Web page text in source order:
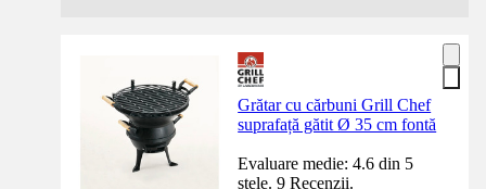
Grătar cu cărbuni Grill Chef
suprafață gătit Ø 35 cm fontă
Evaluare medie: 4.6 din 5
stele. 9 Recenzii.